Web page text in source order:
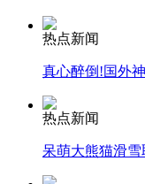
外交部：有关国
安徽一实载49人
热点新闻
真心醉倒!国外
热点新闻
呆萌大熊猫滑雪